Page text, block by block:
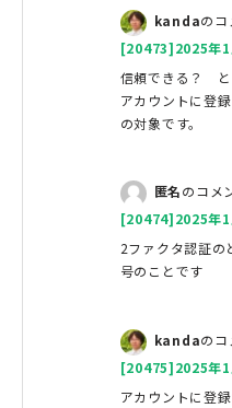
kandaのコ
[20473]2025年
信頼できる？ と
アカウントに登
の対象です。
匿名のコメ
[20474]2025年
2ファクタ認証の
号のことです
kandaのコ
[20475]2025年
アカウントに登